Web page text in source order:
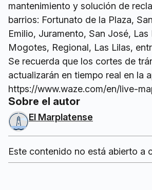
mantenimiento y solución de
barrios: Fortunato de la Plaza,
Emilio, Juramento, San José, Las
Mogotes, Regional, Las Lilas,
Se recuerda que los cortes de
actualizarán en tiempo real en la
https://www.waze.com/en/live-
Sobre el autor
El Marplatense
Este contenido no está abierto a